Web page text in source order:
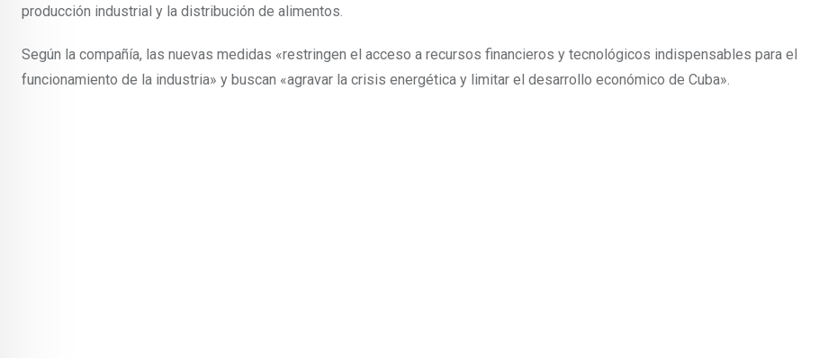
producción industrial y la distribución de alimentos.
Según la compañía, las nuevas medidas «restringen el acceso a recursos financieros y tecnológicos indispensables para el
funcionamiento de la industria» y buscan «agravar la crisis energética y limitar el desarrollo económico de Cuba».